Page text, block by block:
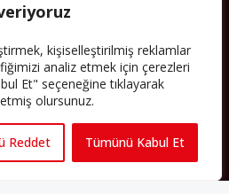
kişiselleştirilmiş reklamlar
analiz etmek için çerezleri
Et" seçeneğine tıklayarak
etmiş olursunuz.
Reddet Tümünü Kabul Et
hâle geldiler. Bu durum “vatan”,
gibi birçok kavramın çift taraflı olarak
yerleşik bir Müslüman
kültür ve siyasi düzen için, hem